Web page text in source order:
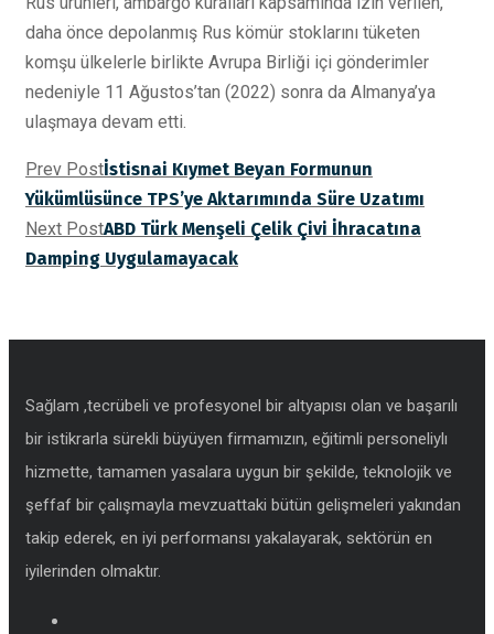
daha önce depolanmış Rus kömür stoklarını tüketen
komşu ülkelerle birlikte Avrupa Birliği içi gönderimler
nedeniyle 11 Ağustos’tan (2022) sonra da Almanya’ya
ulaşmaya devam etti.
Prev Postİstisnai Kıymet Beyan Formunun
Yükümlüsünce TPS’ye Aktarımında Süre Uzatımı
Next PostABD Türk Menşeli Çelik Çivi İhracatına
Damping Uygulamayacak
Sağlam ,tecrübeli ve profesyonel bir altyapısı olan ve başarılı
bir istikrarla sürekli büyüyen firmamızın, eğitimli personeliylı
hizmette, tamamen yasalara uygun bir şekilde, teknolojik ve
şeffaf bir çalışmayla mevzuattaki bütün gelişmeleri yakından
takip ederek, en iyi performansı yakalayarak, sektörün en
iyilerinden olmaktır.